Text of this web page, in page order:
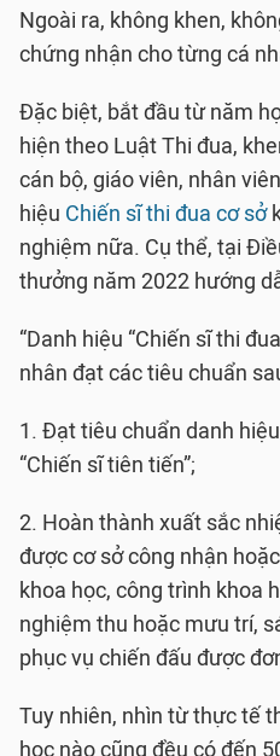
Ngoài ra, không khen,
chứng nhận cho từng cá
Đặc biệt, bắt đầu từ năm
hiện theo Luật Thi đua,
cán bộ, giáo viên, nhân
hiệu Chiến sĩ thi đua cơ sở
nghiệm nữa. Cụ thể, tại
thưởng năm 2022 hướng
“Danh hiệu “Chiến sĩ thi
nhân đạt các tiêu chuẩn
1. Đạt tiêu chuẩn danh
“Chiến sĩ tiên tiến”;
2. Hoàn thành xuất sắc
được cơ sở công nhận
khoa học, công trình khoa
nghiệm thu hoặc mưu trí,
phục vụ chiến đấu được
Tuy nhiên, nhìn từ thực tế
học nào cũng đều có đến